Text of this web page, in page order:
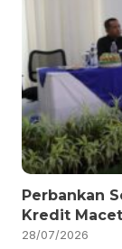
Perbankan
Kredit Macet
28/07/2026